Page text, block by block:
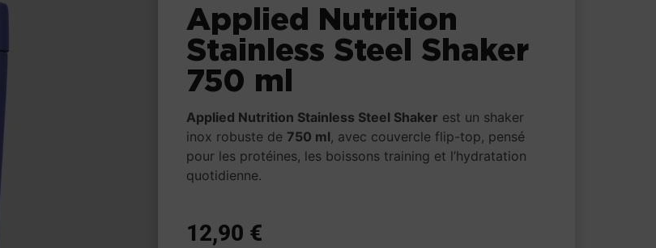
Applied Nutrition
Stainless Steel Shaker
750 ml
Applied Nutrition Stainless Steel Shaker est un shaker
inox robuste de 750 ml, avec couvercle flip-top, pensé
pour les protéines, les boissons training et l’hydratation
quotidienne.
12,90 €